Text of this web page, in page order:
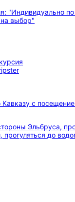
с
Эльбруса,
прогуляться до